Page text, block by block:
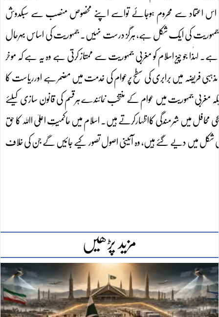
اعتماد سے محروم ہوجائے تواسے اپنے مخصوص منصب سے سبکدوش
نظام جمہوریت کی ایک شکل ہے، ہرگز درست نہیں۔ جمہوریت کی اساس بہرحال
لہٰذا جو چیز اسلام کو مغربی جمہوریت سے ممتاز کرتی ہے وہ یہ ہے کہ موخر
مذہبی فریضہ میں برابری کی سطح پرعوام کی خدمت میں مضمر ہے اورریاست کا
مغربی جمہوریت میں عوام کے منتخب نمائندے ہرقسم کی قانون سازی کیلئے
محافل میں شرمندگی کااظہارکرتے ہیں۔ اسلام میں حاکمیتِ اعلیٰ اﷲ کا حق
میں دیے گئے ہیں، وہ آئینی اصول تصور کیے جائیں گے جن کی خلاف
مزید پڑھیں